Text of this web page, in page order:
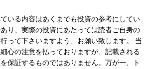
いる内容はあくまでも投資の参考にしてい
り、実際の投資にあたっては読者ご自身の
って下さいますよう、お願い致します。 当
心の注意を払っておりますが、記載される
保証するものではありません。万が一、ト